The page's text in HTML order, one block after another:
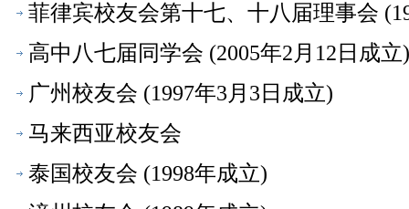
菲律宾校友会第十七、十八届理事会
高中八七届同学会 (2005年2月12日成立)
广州校友会 (1997年3月3日成立)
马来西亚校友会
泰国校友会 (1998年成立)